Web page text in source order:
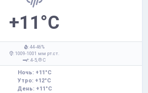
+11°C
: 44-46%
: 1009-1001 мм рт.ст.
: 4-5,
С
Ночь: +11°C
Утро: +12°C
День: +11°C